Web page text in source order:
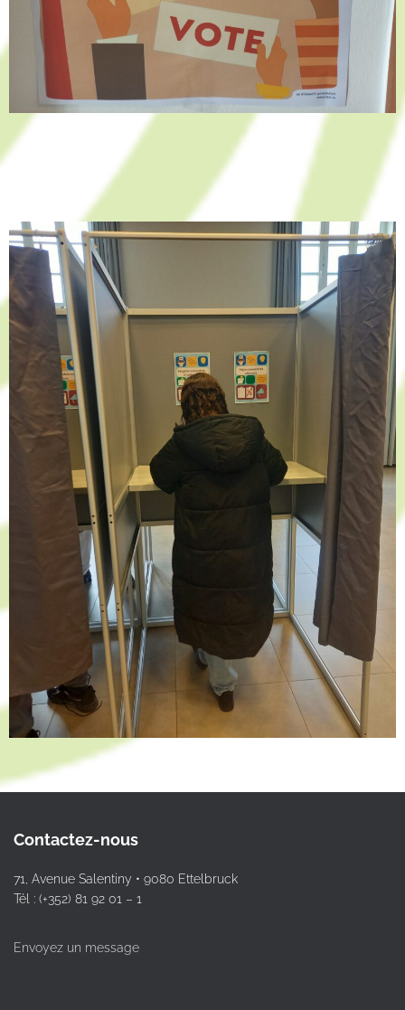
Contactez-nous
71, Avenue Salentiny • 9080 Ettelbruck
Tél : (+352) 81 92 01 – 1
Envoyez un message